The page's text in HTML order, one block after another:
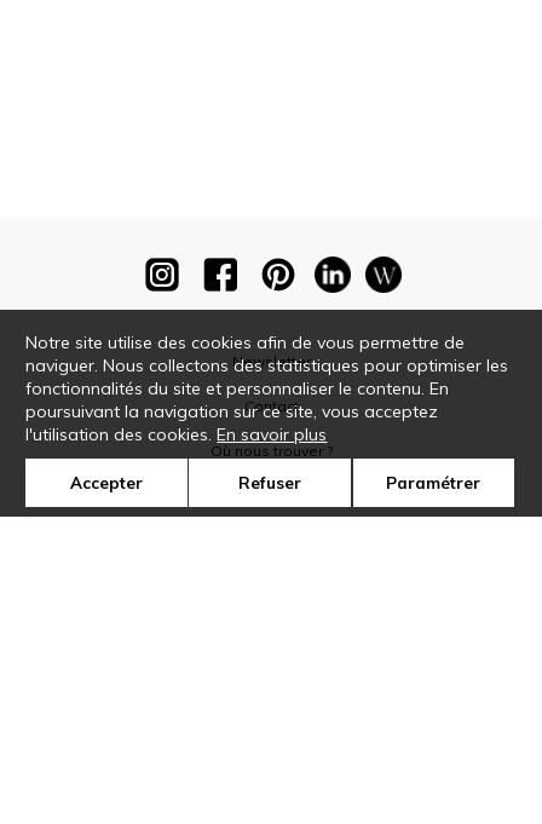
Newsletter
Contact
Où nous trouver ?
Notre site utilise des cookies afin de vous permettre de
naviguer. Nous collectons des statistiques pour optimiser les
fonctionnalités du site et personnaliser le contenu. En
poursuivant la navigation sur ce site, vous acceptez
l'utilisation des cookies.En savoir plus
Accepter Refuser Paramétrer